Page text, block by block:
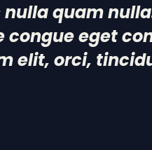
quam
congue eget
elit, orci,